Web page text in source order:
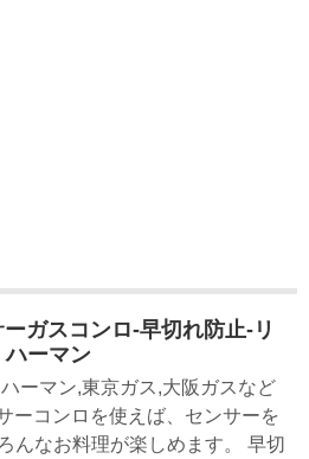
ガスコンロ-早切れ防止-リ
ハーマン
ーマン,東京ガス,大阪ガスなど
ーコンロを使えば、センサーを
んなお料理が楽しめます。 早切